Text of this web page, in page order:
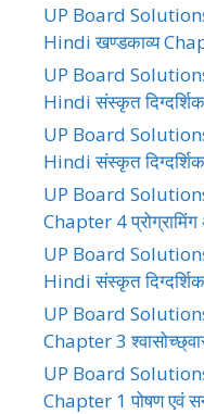
UP Board
Hindi खण्डकाव्य
UP Board
Hindi संस्कृत
UP Board
Hindi संस्कृत
UP Board
Chapter 4 प्रोग्रामिंग
UP Board
Hindi संस्कृत
UP Board
Chapter 3
UP Board
Chapter 1 पोषण एवं